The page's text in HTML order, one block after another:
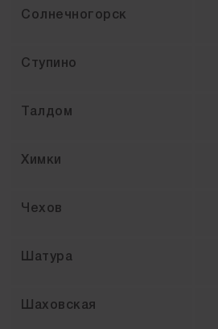
Солнечногорск
Ступино
Талдом
Химки
Чехов
Шатура
Шаховская